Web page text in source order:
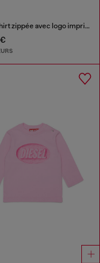
Sweatshirt zippée avec logo imprimé